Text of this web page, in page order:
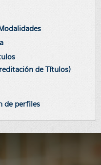
de Títulos)
de perfiles